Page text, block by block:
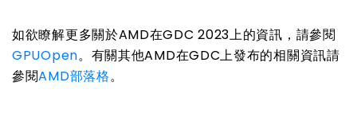
如欲瞭解更多關於AMD在GDC 2023上的資訊，請參閱
GPUOpen。有關其他AMD在GDC上發布的相關資訊請
參閱AMD部落格。